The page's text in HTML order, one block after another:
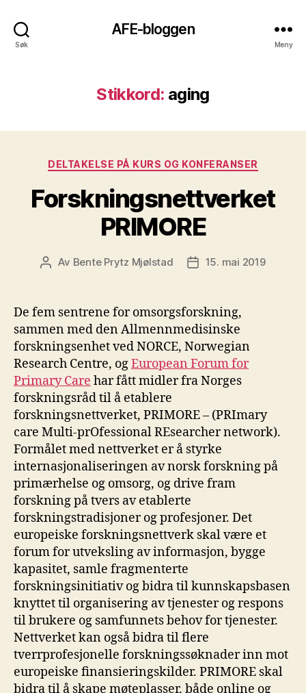
Søk
AFE-bloggen
Meny
Stikkord: aging
Kategorier
DELTAKELSE PÅ KURS OG KONFERANSER
Forskningsnettverket
PRIMORE
Innleggsforfatter
Av Bente Prytz Mjølstad Publiseringsdato
15. mai 2019
De fem sentrene for omsorgsforskning,
sammen med den Allmennmedisinske
forskningsenhet ved NORCE, Norwegian
Research Centre, ogEuropean Forum for
Primary Care har fått midler fra Norges
forskningsråd til å etablere
forskningsnettverket, PRIMORE – (PRImary
care Multi-prOfessional REsearcher network).
Formålet med nettverket er å styrke
internasjonaliseringen av norsk forskning på
primærhelse og omsorg, og drive fram
forskning på tvers av etablerte
forskningstradisjoner og profesjoner. Det
europeiske forskningsnettverk skal være et
forum for utveksling av informasjon, bygge
kapasitet, samle fragmenterte
forskningsinitiativ og bidra til kunnskapsbasen
knyttet til organisering av tjenester og respons
til brukere og samfunnets behov for tjenester.
Nettverket kan også bidra til flere
tverrprofesjonelle forskningssøknader inn mot
europeiske finansieringskilder. PRIMORE skal
bidra til å skape møteplasser, både online og